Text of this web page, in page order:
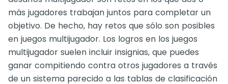
más jugadores trabajan juntos para completar un
objetivo. De hecho, hay retos que sólo son posibles
en juegos multijugador. Los logros en los juegos
multijugador suelen incluir insignias, que puedes
ganar compitiendo contra otros jugadores a través
de un sistema parecido a las tablas de clasificación